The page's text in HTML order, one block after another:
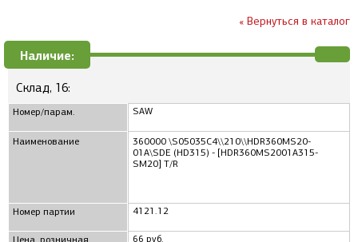
« Вернуться в каталог
Наличие:
Склад, 16:
Номер/парам.
Наименование
Номер партии
SAW
360000 \S05035C4\\210\\HDR360MS20-
01A\SDE (HD315) - [HDR360MS2001A315-
SM20] T/R
4121.12
66 руб.